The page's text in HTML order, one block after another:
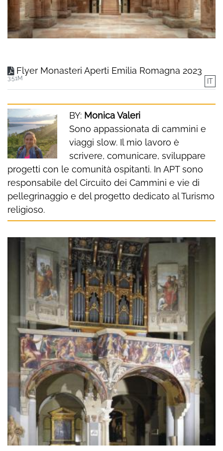
Flyer Monasteri Aperti Emilia Romagna 2023
3.51M IT
BY: Monica Valeri
Sono appassionata di cammini e
viaggi slow. Il mio lavoro è
scrivere, comunicare, sviluppare
progetti con le comunità ospitanti. In APT sono
responsabile del Circuito dei Cammini e vie di
pellegrinaggio e del progetto dedicato al Turismo
religioso.